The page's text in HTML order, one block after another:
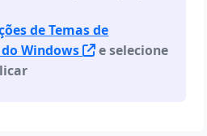
de Temas de
Windows
e selecione